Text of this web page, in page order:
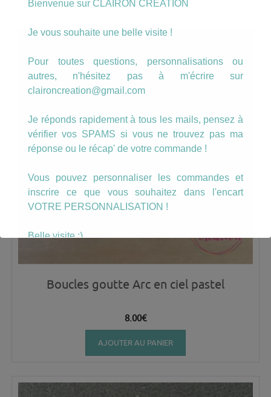
Boucles goutte Arc en ciel pastel
8.00€
AJOUTER AU PANIER
Bienvenue sur CLAIRON CREATION
Je vous souhaite une belle visite !
Pour toutes questions, personnalisations ou
autres, n'hésitez pas à m'écrire sur
claironcreation@gmail.com
Je réponds rapidement à tous les mails, pensez à
vérifier vos SPAMS si vous ne trouvez pas ma
réponse ou le récap' de votre commande !
Vous pouvez personnaliser les commandes et
inscrire ce que vous souhaitez dans l'encart
VOTRE PERSONNALISATION !
Belle visite :)